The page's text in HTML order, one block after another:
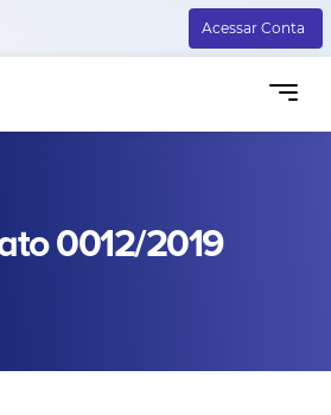
Acessar Conta
0012/2019